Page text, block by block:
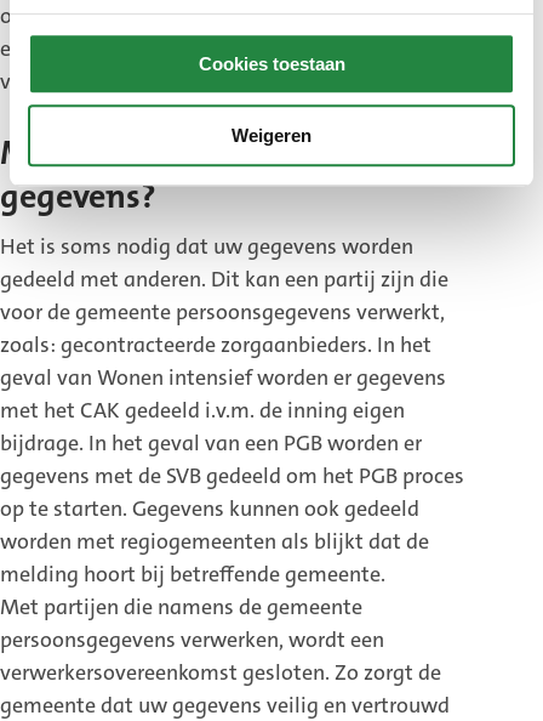
Cookies toestaan
Weigeren
of zoveel langer als redelijkerwijs in verband met
een zorgvuldige uitvoering van hun taken op grond
van deze wet noodzakelijk is.
Met wie deelt de gemeente uw
gegevens?
Het is soms nodig dat uw gegevens worden
gedeeld met anderen. Dit kan een partij zijn die
voor de gemeente persoonsgegevens verwerkt,
zoals: gecontracteerde zorgaanbieders. In het
geval van Wonen intensief worden er gegevens
met het CAK gedeeld i.v.m. de inning eigen
bijdrage. In het geval van een PGB worden er
gegevens met de SVB gedeeld om het PGB proces
op te starten. Gegevens kunnen ook gedeeld
worden met regiogemeenten als blijkt dat de
melding hoort bij betreffende gemeente.
Met partijen die namens de gemeente
persoonsgegevens verwerken, wordt een
verwerkersovereenkomst gesloten. Zo zorgt de
gemeente dat uw gegevens veilig en vertrouwd